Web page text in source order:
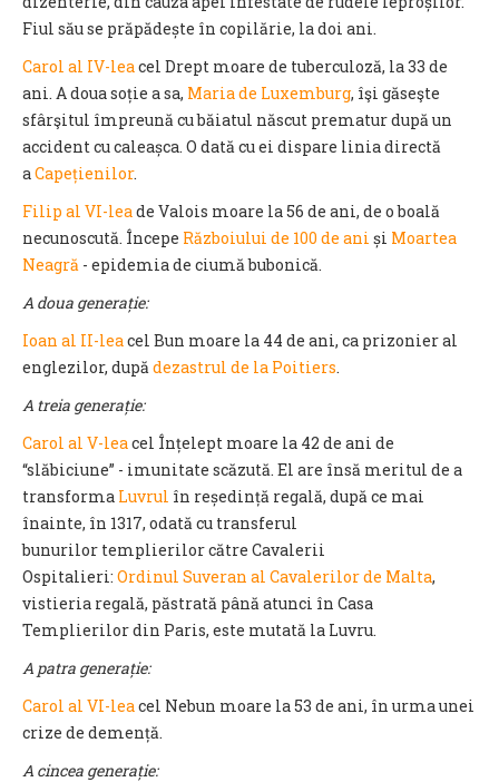
Fiul său se prăpădește în copilărie, la doi ani.
Carol al IV-leacel Drept moare de tuberculoză, la 33 de
ani. A doua soție a sa, Maria de Luxemburg, îşi găseşte
sfârşitul împreună cu băiatul născut prematur după un
accident cu caleașca. O dată cu ei dispare linia directă
aCapețienilor.
Filip al VI-leade Valois moare la 56 de ani, de o boală
necunoscută. Începe Războiului de 100 de ani și Moartea
Neagră - epidemia de ciumă bubonică.
A doua generație:
Ioan al II-leacel Bun moare la 44 de ani, ca prizonier al
englezilor, dupădezastrul de la Poitiers.
A treia generație:
Carol al V-leacel Înțelept moare la 42 de ani de
“slăbiciune” - imunitate scăzută. El are însă meritul de a
transforma Luvrul în reședință regală, după ce mai
înainte, în 1317, odată cu transferul
bunurilor templierilor către Cavalerii
Ospitalieri: Ordinul Suveran al Cavalerilor de Malta,
vistieria regală, păstrată până atunci în Casa
Templierilor din Paris, este mutată la Luvru.
A patra generație:
Carol al VI-leacel Nebun moare la 53 de ani, în urma unei
crize de demență.
A cincea generație: